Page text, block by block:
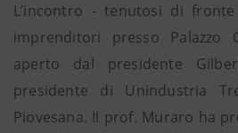
L’incontro - tenutosi di
imprenditori presso Palazzo
aperto dal presidente
presidente di Unindustria
Piovesana. Il prof. Muraro ha